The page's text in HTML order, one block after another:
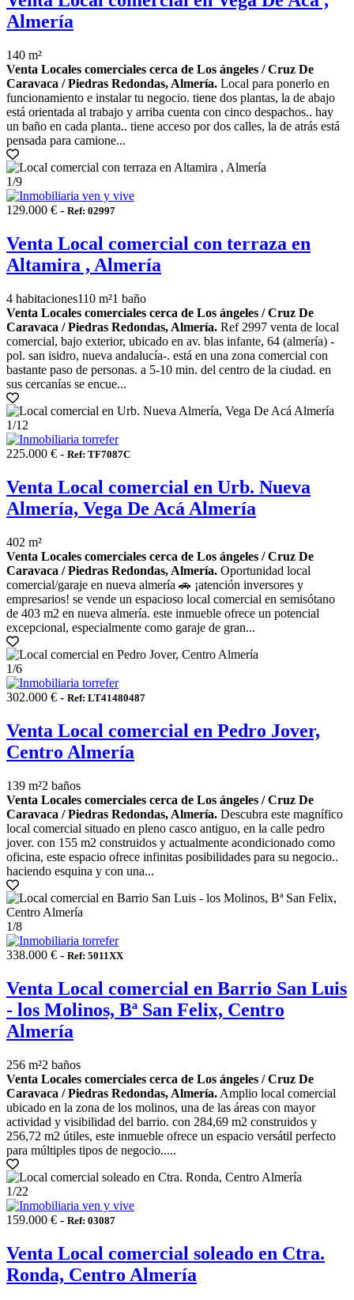
Almería
140 m²
Venta Locales comerciales cerca de Los ángeles / Cruz De
Caravaca / Piedras Redondas, Almería. Local para ponerlo en
funcionamiento e instalar tu negocio. tiene dos plantas, la de abajo
está orientada al trabajo y arriba cuenta con cinco despachos.. hay
un baño en cada planta.. tiene acceso por dos calles, la de atrás está
pensada para camione...
1/9
129.000 € - Ref: 02997
Venta Local comercial con terraza en
Altamira , Almería
4 habitaciones110 m²1 baño
Venta Locales comerciales cerca de Los ángeles / Cruz De
Caravaca / Piedras Redondas, Almería. Ref 2997 venta de local
comercial, bajo exterior, ubicado en av. blas infante, 64 (almería) -
pol. san isidro, nueva andalucía-. está en una zona comercial con
bastante paso de personas. a 5-10 min. del centro de la ciudad. en
sus cercanías se encue...
1/12
225.000 € - Ref: TF7087C
Venta Local comercial en Urb. Nueva
Almería, Vega De Acá Almería
402 m²
Venta Locales comerciales cerca de Los ángeles / Cruz De
Caravaca / Piedras Redondas, Almería. Oportunidad local
comercial/garaje en nueva almería 🚗 ¡atención inversores y
empresarios! se vende un espacioso local comercial en semisótano
de 403 m2 en nueva almería. este inmueble ofrece un potencial
excepcional, especialmente como garaje de gran...
1/6
302.000 € - Ref: LT41480487
Venta Local comercial en Pedro Jover,
Centro Almería
139 m²2 baños
Venta Locales comerciales cerca de Los ángeles / Cruz De
Caravaca / Piedras Redondas, Almería. Descubra este magnífico
local comercial situado en pleno casco antiguo, en la calle pedro
jover. con 155 m2 construidos y actualmente acondicionado como
oficina, este espacio ofrece infinitas posibilidades para su negocio..
haciendo esquina y con una...
1/8
338.000 € - Ref: 5011XX
Venta Local comercial en Barrio San Luis
- los Molinos, Bª San Felix, Centro
Almería
256 m²2 baños
Venta Locales comerciales cerca de Los ángeles / Cruz De
Caravaca / Piedras Redondas, Almería. Amplio local comercial
ubicado en la zona de los molinos, una de las áreas con mayor
actividad y visibilidad del barrio. con 284,69 m2 construidos y
256,72 m2 útiles, este inmueble ofrece un espacio versátil perfecto
para múltiples tipos de negocio.....
1/22
159.000 € - Ref: 03087
Venta Local comercial soleado en Ctra.
Ronda, Centro Almería